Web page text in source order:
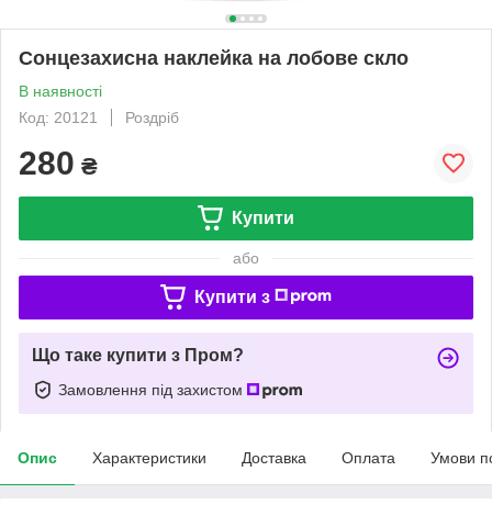
Сонцезахисна наклейка на лобове скло
В наявності
Код: 20121
Роздріб
280 ₴
Купити
або
Купити з
Що таке купити з Пром?
Замовлення під захистом
Опис Характеристики Доставка Оплата Умови